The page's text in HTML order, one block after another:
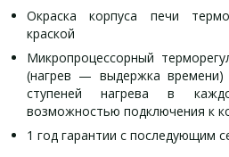
Окраска корпуса печи
краской
Микропроцессорный
(нагрев — выдержка
ступеней нагрева в
возможностью подключения к
1 год гарантии с последующим